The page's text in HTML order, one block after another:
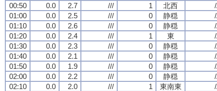
00:50
0.0 2.7 /// 1 北西
01:00
0.0 2.5 /// 0 静穏
01:10
0.0 2.6 /// 0 静穏
01:20
0.0 2.4 /// 1 東
01:30
0.0 2.3 /// 0 静穏
01:40
0.0 2.1 /// 0 静穏
01:50
0.0 1.9 /// 0 静穏
02:00
0.0 2.2 /// 0 静穏
02:10
0.0 2.0 /// 1 東南東